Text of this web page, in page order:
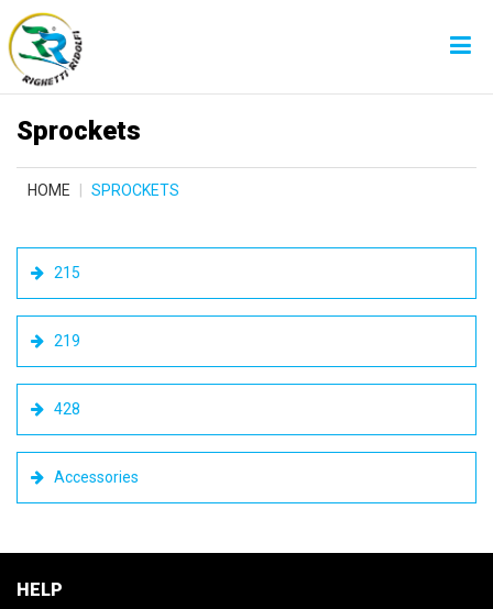
Sprockets
HOME SPROCKETS
215
219
428
Accessories
HELP